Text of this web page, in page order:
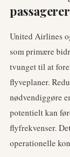
passagerer
United Airlines
som primære
tvunget til at
flyveplaner.
nødvendiggøre
potentielt kan
flyfrekvenser.
operationelle